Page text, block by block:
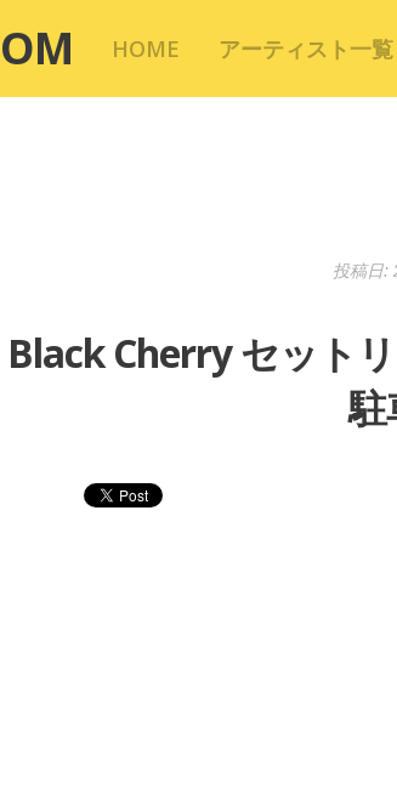
HOME アーティスト一覧
投稿日:
Cherry セット
駐